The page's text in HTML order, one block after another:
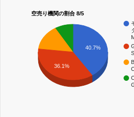
空売り機関の割合 8/5
40.7%
36.1%